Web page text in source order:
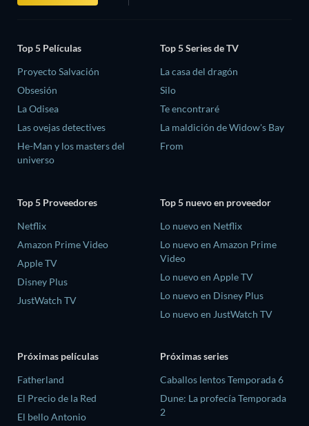
Top 5 Películas
Proyecto Salvación
Obsesión
La Odisea
Las ovejas detectives
He-Man y los masters del
universo
Top 5 Series de TV
La casa del dragón
Silo
Te encontraré
La maldición de Widow's Bay
From
Top 5 Proveedores
Netflix
Amazon Prime Video
Apple TV
Disney Plus
JustWatch TV
Top 5 nuevo en proveedor
Lo nuevo en Netflix
Lo nuevo en Amazon Prime
Video
Lo nuevo en Apple TV
Lo nuevo en Disney Plus
Lo nuevo en JustWatch TV
Próximas películas
Fatherland
El Precio de la Red
El bello Antonio
Próximas series
Caballos lentos Temporada 6
Dune: La profecía Temporada
2